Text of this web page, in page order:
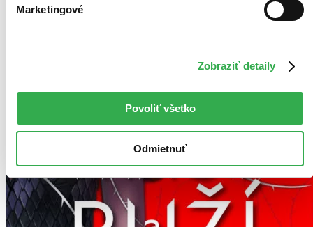
Marketingové
Zobraziť detaily
Povoliť všetko
Odmietnuť